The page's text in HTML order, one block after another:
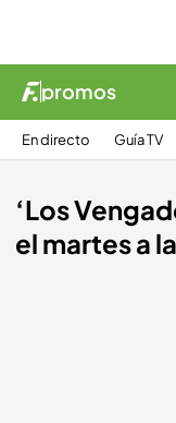
promos
En directo Guía TV
‘Los
el martes a